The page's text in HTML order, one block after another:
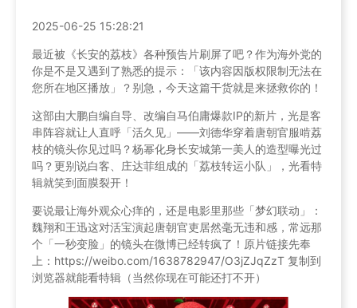
2025-06-25 15:28:21
最近被《长安的荔枝》各种预告片刷屏了吧？作为海外党的
你是不是又遇到了熟悉的提示：「该内容因版权限制无法在
您所在地区播放」？别急，今天这篇干货就是来拯救你的！
这部由大鹏自编自导、改编自马伯庸爆款IP的新片，光是客
串阵容就让人直呼「活久见」——刘德华穿着唐朝官服啃荔
枝的镜头你见过吗？杨幂化身长安城第一美人的造型曝光过
吗？更别说白客、庄达菲组成的「荔枝转运小队」，光看特
辑就笑到面膜裂开！
要说最让海外观众心痒的，还是电影里那些「梦幻联动」：
魏翔和王迅这对活宝演起唐朝官吏居然毫无违和感，常远那
个「一秒变脸」的镜头在微博已经转疯了！原片链接先奉
上：https://weibo.com/1638782947/O3jZJqZzT 复制到
浏览器就能看特辑（当然你现在可能还打不开）